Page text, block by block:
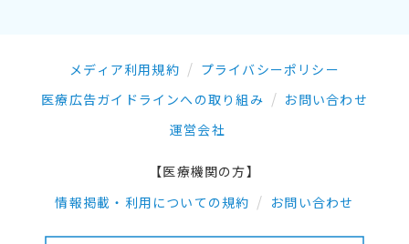
メディア利用規約
プライバシーポリシー
医療広告ガイドラインへの取り組み
お問い合わせ
運営会社
【医療機関の方】
情報掲載・利用についての規約
お問い合わせ